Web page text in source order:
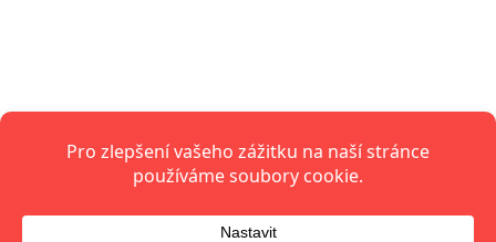
styl.
Mirrora.cz
Magazín pro volný čas: bydlení, celebrity, tipy a ženská